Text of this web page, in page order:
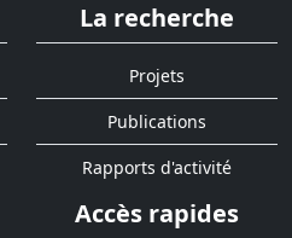
La recherche
Projets
Publications
Rapports d'activité
Accès rapides